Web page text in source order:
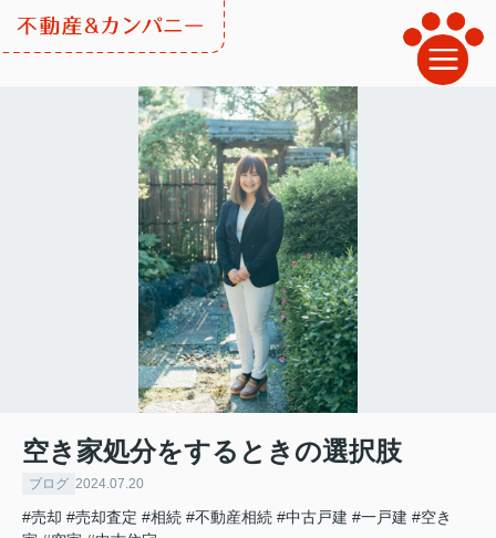
空き家処分をするときの選択肢
ブログ 2024.07.20
#売却 #売却査定 #相続 #不動産相続 #中古戸建 #一戸建 #空き